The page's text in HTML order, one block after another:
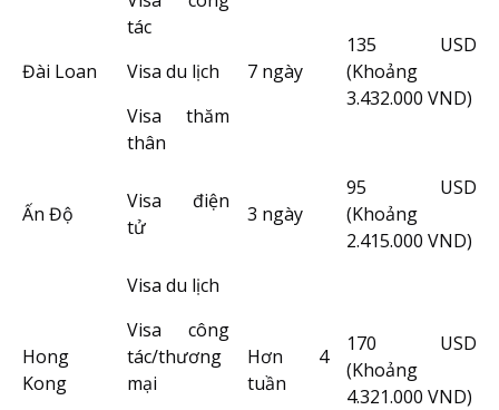
Đài Loan
tác
7 ngày
135 USD
(Khoảng
3.432.000 VND)
Visa du lịch
Visa thăm
thân
Ấn Độ
Visa điện
tử
3 ngày
95 USD
(Khoảng
2.415.000 VND)
Hong
Kong
Visa du lịch
Hơn 4
tuần
170 USD
(Khoảng
4.321.000 VND)
Visa công
tác/thương
mại